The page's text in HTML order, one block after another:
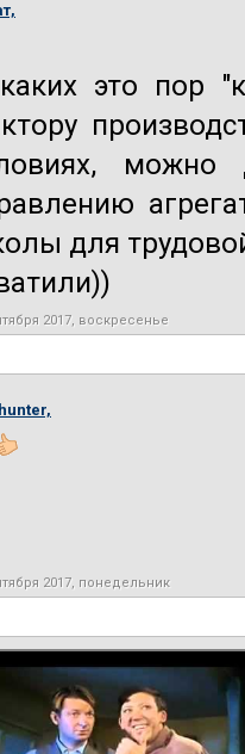
это пор
можно
для
2017, воскресенье
2017, понедельник